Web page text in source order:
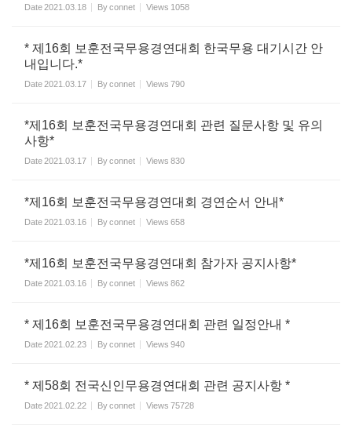
Date2021.03.18 Byconnet Views 1058
* 제16회 보훈전국무용경연대회 한국무용 대기시간 안
내입니다.*
Date2021.03.17 Byconnet Views 790
*제16회 보훈전국무용경연대회 관련 질문사항 및 유의
사항*
Date2021.03.17 Byconnet Views 830
*제16회 보훈전국무용경연대회 경연순서 안내*
Date2021.03.16 Byconnet Views 658
*제16회 보훈전국무용경연대회 참가자 공지사항*
Date2021.03.16 Byconnet Views 862
* 제16회 보훈전국무용경연대회 관련 일정안내 *
Date2021.02.23 Byconnet Views 940
* 제58회 전국신인무용경연대회 관련 공지사항 *
Date2021.02.22 Byconnet Views 75728